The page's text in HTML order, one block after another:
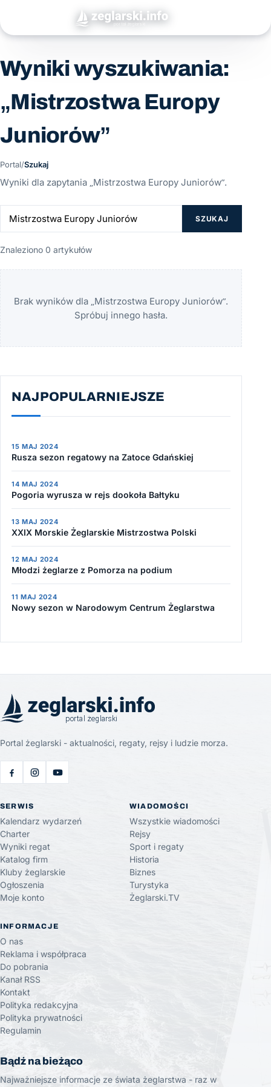
Wyniki wyszukiwania:
„Mistrzostwa Europy
Juniorów”
Portal/Szukaj
Wyniki dla zapytania „Mistrzostwa Europy Juniorów”.
SZUKAJ
Znaleziono 0 artykułów
Brak wyników dla „Mistrzostwa Europy Juniorów”.
Spróbuj innego hasła.
NAJPOPULARNIEJSZE
15 MAJ 2024
Rusza sezon regatowy na Zatoce Gdańskiej
14 MAJ 2024
Pogoria wyrusza w rejs dookoła Bałtyku
13 MAJ 2024
XXIX Morskie Żeglarskie Mistrzostwa Polski
12 MAJ 2024
Młodzi żeglarze z Pomorza na podium
11 MAJ 2024
Nowy sezon w Narodowym Centrum Żeglarstwa
Portal żeglarski - aktualności, regaty, rejsy i ludzie morza.
SERWIS
Kalendarz wydarzeń
Charter
Wyniki regat
Katalog firm
Kluby żeglarskie
Ogłoszenia
Moje konto
WIADOMOŚCI
Wszystkie wiadomości
Rejsy
Sport i regaty
Historia
Biznes
Turystyka
Żeglarski.TV
INFORMACJE
O nas
Reklama i współpraca
Do pobrania
Kanał RSS
Kontakt
Polityka redakcyjna
Polityka prywatności
Regulamin
Bądź na bieżąco
Najważniejsze informacje ze świata żeglarstwa - raz w